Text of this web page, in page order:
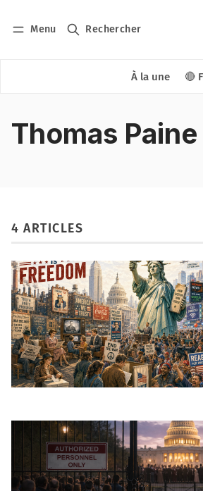
Menu Rechercher
À la une 🔴
Thomas Paine
4 ARTICLES